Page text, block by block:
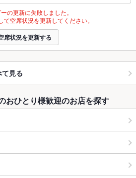
の更新に失敗しました。
て空席状況を更新してください。
席状況を更新する
見る
おひとり様歓迎のお店を探す